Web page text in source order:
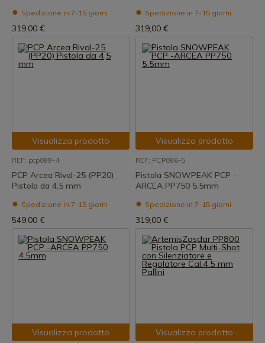
Spedizione in 7-15 giorni
319,00 €
Spedizione in 7-15 giorni
319,00 €
Visualizza prodotto
REF: pcp099-4
PCP Arcea Rival-25 (PP20)
Pistola da 4,5 mm
Spedizione in 7-15 giorni
549,00 €
Visualizza prodotto
REF: PCP096-5
Pistola SNOWPEAK PCP -
ARCEA PP750 5.5mm
Spedizione in 7-15 giorni
319,00 €
Visualizza prodotto Visualizza prodotto